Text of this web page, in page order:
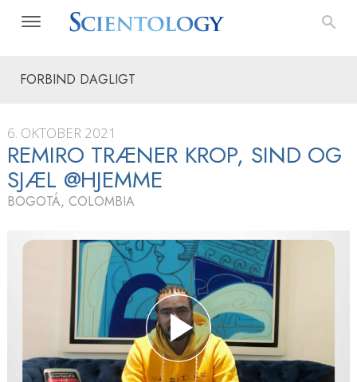
FORBIND DAGLIGT
6. OKTOBER 2021
REMIRO TRÆNER KROP, SIND OG
SJÆL @HJEMME
BOGOTÁ, COLOMBIA